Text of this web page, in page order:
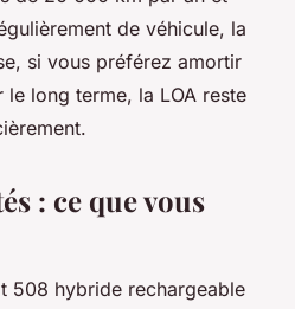
de véhicule, la
si vous préférez amortir
long terme, la LOA reste
: ce que vous
508 hybride rechargeable